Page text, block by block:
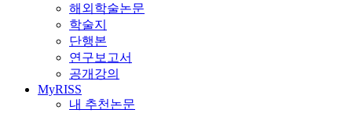
해외학술논문
학술지
단행본
연구보고서
공개강의
MyRISS
내 추천논문